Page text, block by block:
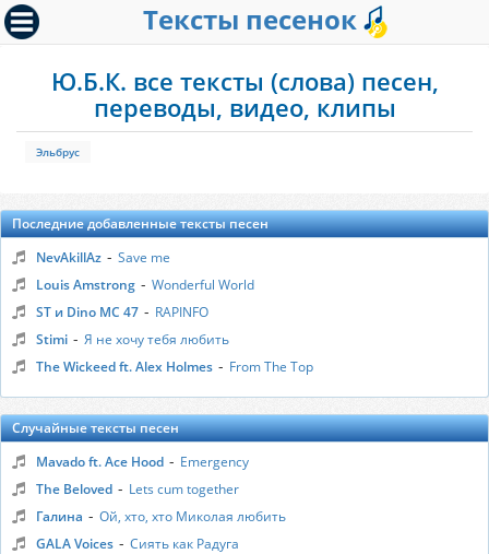
Тексты песенок
Ю.Б.К. все тексты (слова) песен,
переводы, видео, клипы
Эльбрус
Последние добавленные тексты песен
NevAkillAz - Save me
Louis Amstrong - Wonderful World
ST и Dino MC 47 - RAPINFO
Stimi - Я не хочу тебя любить
The Wickeed ft. Alex Holmes - From The Top
Случайные тексты песен
Mavado ft. Ace Hood - Emergency
The Beloved - Lets cum together
Галина - Ой, хто, хто Миколая любить
GALA Voices - Сиять как Радуга